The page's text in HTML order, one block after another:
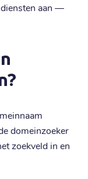
aan —
domeinzoeker
zoekveld in en